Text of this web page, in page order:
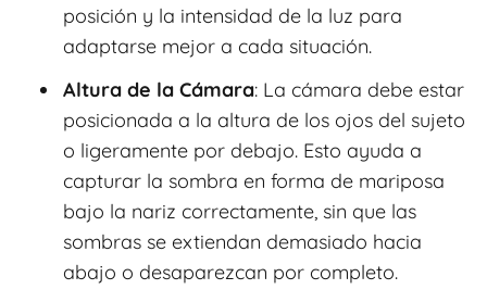
posición y la intensidad de la luz para
adaptarse mejor a cada situación.
Altura de la Cámara: La cámara debe estar
posicionada a la altura de los ojos del sujeto
o ligeramente por debajo. Esto ayuda a
capturar la sombra en forma de mariposa
bajo la nariz correctamente, sin que las
sombras se extiendan demasiado hacia
abajo o desaparezcan por completo.